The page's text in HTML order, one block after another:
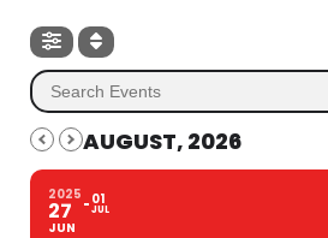
AUGUST, 2026
2025
27
JUN
01
JUL